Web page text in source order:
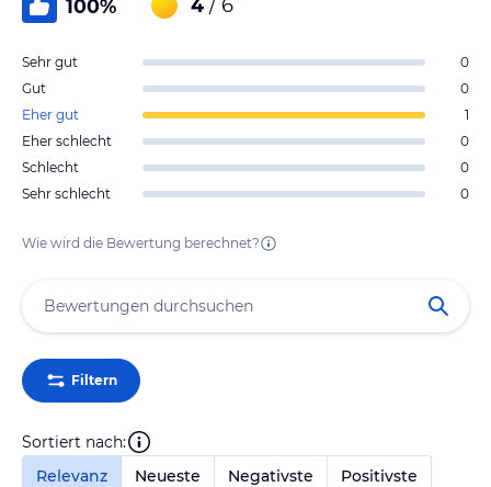
100% 4 / 6
Sehr gut
0
Gut
0
Eher gut
1
Eher schlecht
0
Schlecht
0
Sehr schlecht
0
Wie wird die Bewertung berechnet?
Filtern
Sortiert nach:
Relevanz
Neueste Negativste Positivste